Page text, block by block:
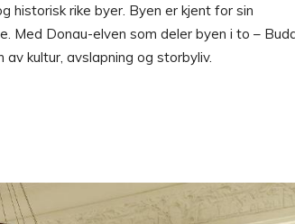
historisk rike byer. Byen er kjent for sin
Med Donau-elven som deler byen i to –
kultur, avslapning og storbyliv.